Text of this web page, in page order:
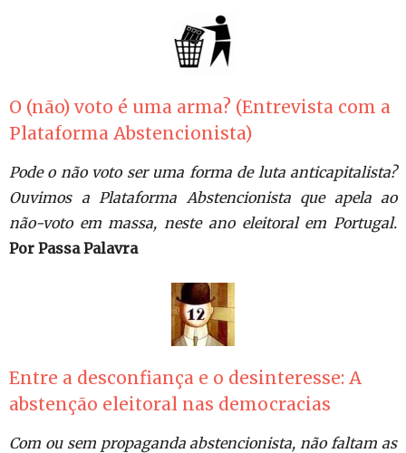
O (não) voto é uma arma? (Entrevista com a
Plataforma Abstencionista)
Pode o não voto ser uma forma de luta anticapitalista?
Ouvimos a Plataforma Abstencionista que apela ao
não-voto em massa, neste ano eleitoral em Portugal.
Por Passa Palavra
Entre a desconfiança e o desinteresse: A
abstenção eleitoral nas democracias
Com ou sem propaganda abstencionista, não faltam as